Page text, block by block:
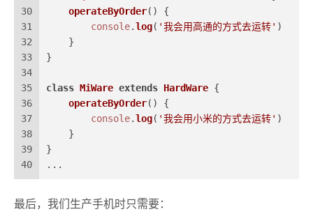
30
31
32
33
34
35
36
37
38
39
40
operateByOrder( ) {
console.log( '我会用高通的方式去运转' )
    }
}
class MiWare extends HardWare {
operateByOrder( ) {
console.log( '我会用小米的方式去运转' )
    }
}
...
最后，我们生产手机时只需要：